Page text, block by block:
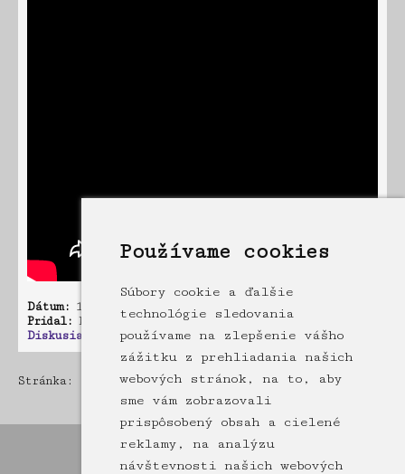
Používame cookies
Súbory cookie a ďalšie
technológie sledovania
používame na zlepšenie vášho
zážitku z prehliadania našich
webových stránok, na to, aby
sme vám zobrazovali
prispôsobený obsah a cielené
reklamy, na analýzu
návštevnosti našich webových
Dátum: 19.09.2025 07:34
Pridal: krisek.poliak
Diskusia:
0 príspevkov
Stránka: [1] 3 4 5 6 7 8 9 10 11 12 13 14 15 16 17
29